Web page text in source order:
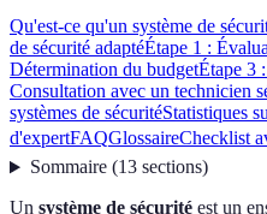
Qu'est-ce qu'un système de
de sécurité adaptéÉtape 1 :
Détermination du budgetÉtape 3
Consultation avec un technicien
systèmes de sécuritéStatistiques
d'expertFAQGlossaireChecklist
Sommaire(13 sections)
Un système de sécurité est un